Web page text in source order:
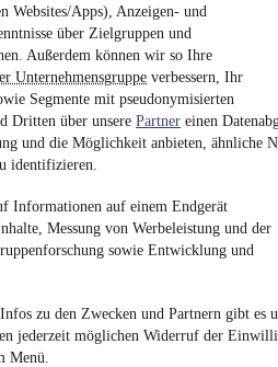
Websites/Apps), Anzeigen- und
über Zielgruppen und
Außerdem können wir so Ihre
Unternehmensgruppe verbessern, Ihr
Segmente mit pseudonymisierten
Dritten über unsere Partner einen
und die Möglichkeit anbieten, ähnliche
identifizieren.
Informationen auf einem Endgerät
Messung von Werbeleistung und der
sowie Entwicklung und
zu den Zwecken und Partnern gibt es
jederzeit möglichen Widerruf der
Menü.
und einfach
App installieren